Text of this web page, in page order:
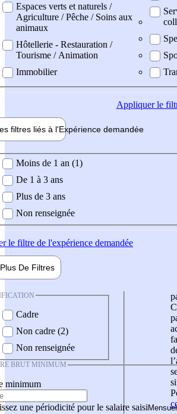
Espaces verts et naturels /
Agriculture / Pêche / Soins aux
animaux
Hôtellerie - Restauration /
Tourisme / Animation
Immobilier
Appliquerle
filtres liés à l'Expérience demandée
demandée
Moins de 1 an (1)
De 1 à 3 ans
Plus de 3 ans
Non renseignée
le filtre de l'expérience demandée
Plus De Filtres
Cadre
Non cadre (2)
Non renseignée
BRUT MINIMUM
minimum
une périodicité pour le salaire saisi